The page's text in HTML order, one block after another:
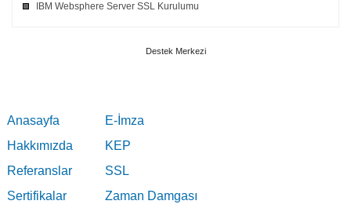
IBM Websphere Server SSL Kurulumu
Destek Merkezi
Anasayfa
Hakkımızda
Referanslar
Sertifikalar
E-İmza
KEP
SSL
Zaman Damgası